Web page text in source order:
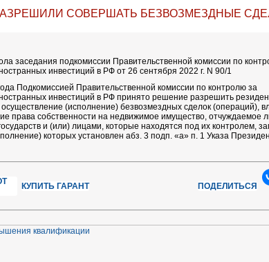
СОВЕРШАТЬ БЕЗВОЗМЕЗДНЫЕ
заседания подкомиссии Правительственной комиссии по
инвестиций в РФ от 26 сентября 2022 г. N 90/1
Подкомиссией Правительственной комиссии по контролю за
инвестиций в РФ принято решение разрешить
(исполнение) безвозмездных сделок (операций),
права собственности на недвижимое имущество, отчуждаемое
и (или) лицами, которые находятся под их контролем,
которых установлен абз. 3 подп. «а» п. 1 Указа
КУПИТЬ ГАРАНТ ПОДЕЛИТЬСЯ